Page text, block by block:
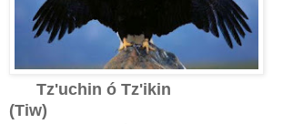
Tz'uchin ó Tz'ikin
(Tiw)